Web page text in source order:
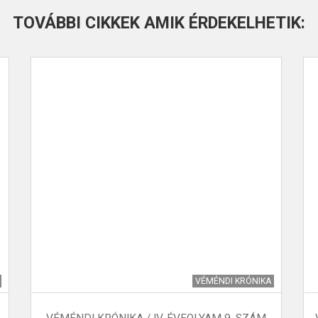
TOVÁBBI CIKKEK AMIK ÉRDEKELHETIK:
VÉMÉNDI KRÓNIKA